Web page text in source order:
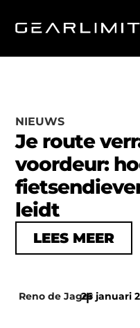
NIEUWS
Je route
voordeur:
leidt
LEES MEER
Reno de Jager
|
26 januari